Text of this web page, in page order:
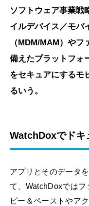
ソフトウェア事業戦
イルデバイス／モバ
（MDM/MAM）や
備えたプラットフォ
をセキュアにするモ
るいう。
WatchDoxでドキ
アプリとそのデータ
て、WatchDoxではフ
ピー＆ペーストやア